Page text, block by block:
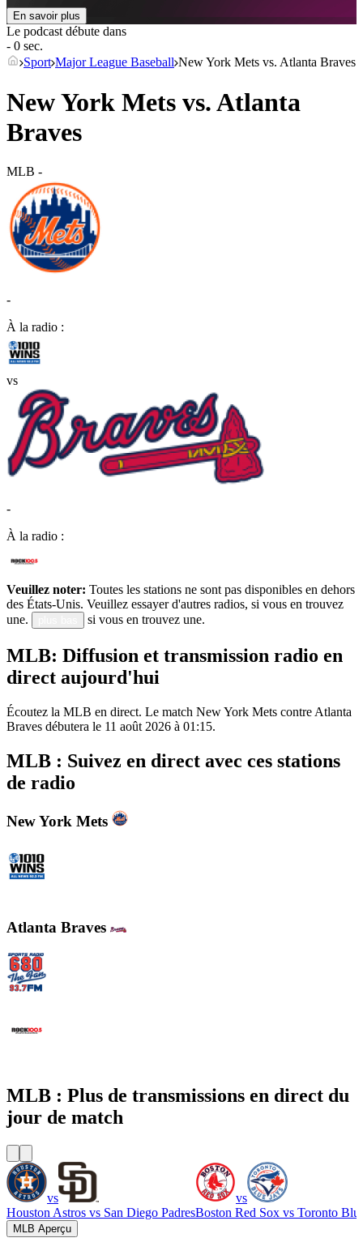
En savoir plus
Le podcast débute dans
- 0 sec.
Sport Major League Baseball New York Mets vs. Atlanta Braves
New York Mets vs. Atlanta
Braves
MLB -
-
À la radio :
vs
-
À la radio :
Veuillez noter: Toutes les stations ne sont pas disponibles en dehors
des États-Unis. Veuillez essayer d'autres radios, si vous en trouvez
une.
si vous en trouvez une.
MLB: Diffusion et transmission radio en
direct aujourd'hui
Écoutez la MLB en direct. Le match New York Mets contre Atlanta
Braves débutera le 11 août 2026 à 01:15.
MLB : Suivez en direct avec ces stations
de radio
New York Mets
Atlanta Braves
MLB : Plus de transmissions en direct du
jour de match
vs
Houston Astros vs San Diego Padres
vs
Boston Red Sox vs Toronto
MLB Aperçu